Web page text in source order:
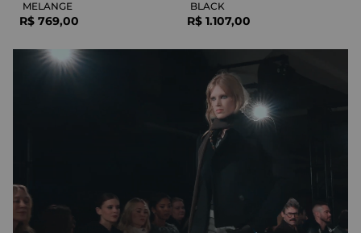
MELANGE
R$ 769,00
BLACK
R$ 1.107,00